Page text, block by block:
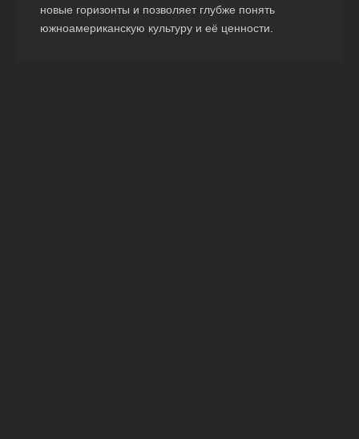
новые горизонты и позволяет глубже понять
южноамериканскую культуру и её ценности.